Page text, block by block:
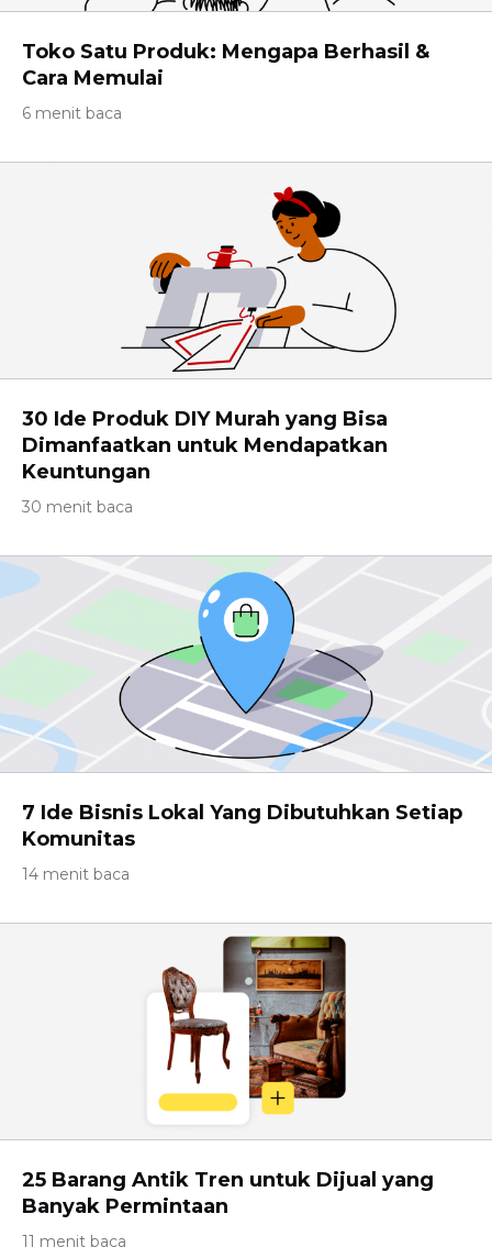
Toko Satu Produk: Mengapa Berhasil &
Cara Memulai
6 menit baca
30 Ide Produk DIY Murah yang Bisa
Dimanfaatkan untuk Mendapatkan
Keuntungan
30 menit baca
7 Ide Bisnis Lokal Yang Dibutuhkan Setiap
Komunitas
14 menit baca
25 Barang Antik Tren untuk Dijual yang
Banyak Permintaan
11 menit baca